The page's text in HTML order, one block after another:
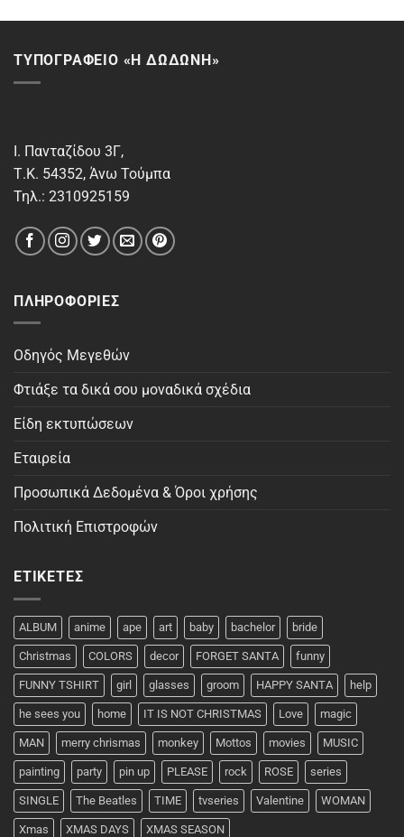
ΤΥΠΟΓΡΑΦΕΙΟ «Η ΔΩΔΩΝΗ»
Ι. Πανταζίδου 3Γ,
Τ.Κ. 54352, Άνω Τούμπα
Τηλ.: 2310925159
ΠΛΗΡΟΦΟΡΊΕΣ
Οδηγός Μεγεθών
Φτιάξε τα δικά σου μοναδικά σχέδια
Είδη εκτυπώσεων
Εταιρεία
Προσωπικά Δεδομένα & Όροι χρήσης
Πολιτική Επιστροφών
ΕΤΙΚΈΤΕΣ
ALBUM anime ape art baby bachelor bride
Christmas COLORS decor FORGET SANTA funny
FUNNY TSHIRT girl glasses groom HAPPY SANTA help
he sees you home IT IS NOT CHRISTMAS Love magic
MAN merry chrismas monkey Mottos movies MUSIC
painting party pin up PLEASE rock ROSE series
SINGLE The Beatles TIME tvseries Valentine WOMAN
Xmas XMAS DAYS XMAS SEASON